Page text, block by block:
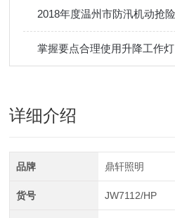
掌握要点合理使用升降工作灯
详细介绍
品牌 鼎轩照明
货号 JW7112/HP